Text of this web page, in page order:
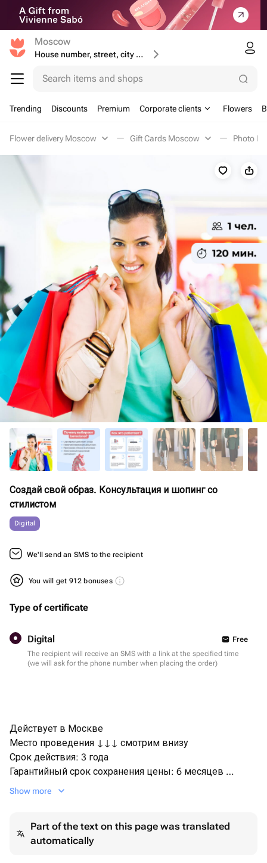
Moscow
House number, street, city or postcode
Search items and shops
Trending Discounts Premium Corporate clients Flowers
Flower delivery Moscow Gift Cards Moscow Photo
Создай свой образ. Консультация и шопинг со
стилистом
Digital
We'll send an SMS to the recipient
You will get 912 bonuses
Type of certificate
Digital
Free
The recipient will receive an SMS with a link at the specified time
(we will ask for the phone number when placing the order)
Действует в Москве
Место проведения ↓↓↓ смотрим внизу
Срок действия: 3 года
Гарантийный срок сохранения цены: 6 месяцев
Бренд: bonodono | Россия | подарки и впечатления
Доставка через СМС
✓ Место: любая точка Мира
Show more
Part of the text on this page was translated
automatically